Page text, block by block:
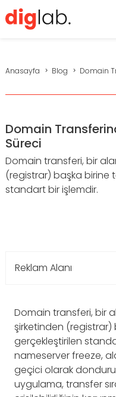
Anasayfa Blog Domain
Domain
Süreci
Domain transferi, bir
(registrar) başka birine
standart bir işlemdir.
Reklam Alanı
Domain transferi, bir
şirketinden (registrar)
gerçekleştirilen
nameserver freeze,
geçici olarak
uygulama, transfer